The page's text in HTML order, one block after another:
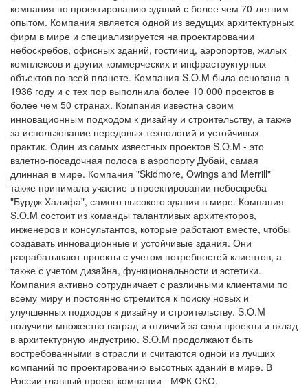
компания по проектированию зданий с более чем 70-летним
опытом. Компания является одной из ведущих архитектурных
фирм в мире и специализируется на проектировании
небоскребов, офисных зданий, гостиниц, аэропортов, жилых
комплексов и других коммерческих и инфраструктурных
объектов по всей планете. Компания S.O.M была основана в
1936 году и с тех пор выполнила более 10 000 проектов в
более чем 50 странах. Компания известна своим
инновационным подходом к дизайну и строительству, а также
за использование передовых технологий и устойчивых
практик. Один из самых известных проектов S.O.M - это
взлетно-посадочная полоса в аэропорту Дубай, самая
длинная в мире. Компания "Skidmore, Owings and Merrill"
также принимала участие в проектировании небоскреба
"Бурдж Халифа", самого высокого здания в мире. Компания
S.O.M состоит из команды талантливых архитекторов,
инженеров и консультантов, которые работают вместе, чтобы
создавать инновационные и устойчивые здания. Они
разрабатывают проекты с учетом потребностей клиентов, а
также с учетом дизайна, функциональности и эстетики.
Компания активно сотрудничает с различными клиентами по
всему миру и постоянно стремится к поиску новых и
улучшенных подходов к дизайну и строительству. S.O.M
получили множество наград и отличий за свои проекты и вклад
в архитектурную индустрию. S.O.M продолжают быть
востребованными в отрасли и считаются одной из лучших
компаний по проектированию высотных зданий в мире. В
России главный проект компании - МФК ОКО.